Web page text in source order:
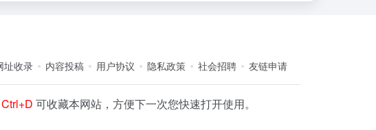
址收录 内容投稿 用户协议 隐私政策 社会招聘 友链申请
Ctrl+D可收藏本网站，方便下一次您快速打开使用。